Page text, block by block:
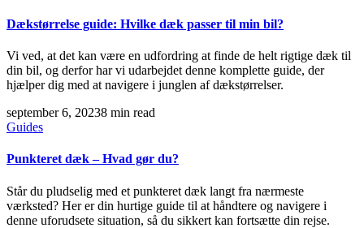
Dækstørrelse guide: Hvilke dæk passer til min bil?
Vi ved, at det kan være en udfordring at finde de helt rigtige dæk til
din bil, og derfor har vi udarbejdet denne komplette guide, der
hjælper dig med at navigere i junglen af dækstørrelser.
september 6, 20238 min read
Guides
Punkteret dæk – Hvad gør du?
Står du pludselig med et punkteret dæk langt fra nærmeste
værksted? Her er din hurtige guide til at håndtere og navigere i
denne uforudsete situation, så du sikkert kan fortsætte din rejse.